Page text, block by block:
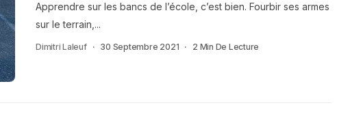
Apprendre sur les bancs de l’école, c’est bien. Fourbir ses armes
sur le terrain,...
Dimitri Laleuf 30 Septembre 2021 2 Min De Lecture